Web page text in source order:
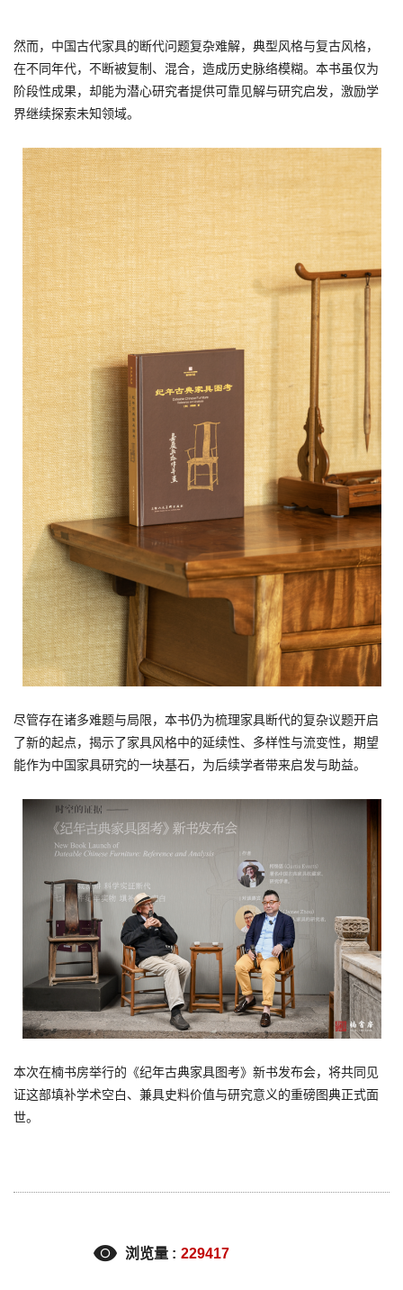
然而，中国古代家具的断代问题复杂难解，典型风格与复古风格，
在不同年代，不断被复制、混合，造成历史脉络模糊。本书虽仅为
阶段性成果，却能为潜心研究者提供可靠见解与研究启发，激励学
界继续探索未知领域。
尽管存在诸多难题与局限，本书仍为梳理家具断代的复杂议题开启
了新的起点，揭示了家具风格中的延续性、多样性与流变性，期望
能作为中国家具研究的一块基石，为后续学者带来启发与助益。
本次在楠书房举行的《纪年古典家具图考》新书发布会，将共同见
证这部填补学术空白、兼具史料价值与研究意义的重磅图典正式面
世。
浏览量 : 229417